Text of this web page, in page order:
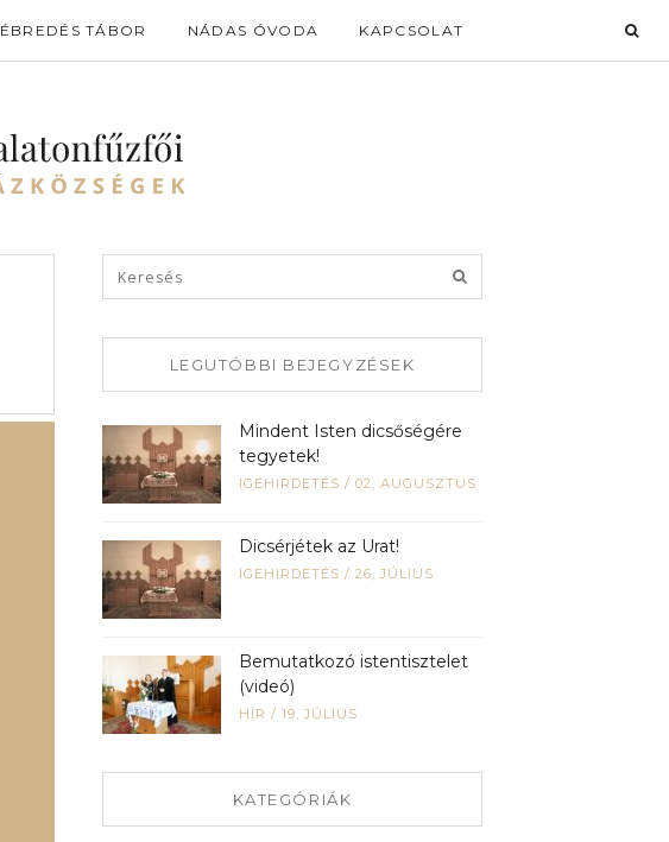
ÉBREDÉS TÁBOR NÁDAS ÓVODA KAPCSOLAT
LEGUTÓBBI BEJEGYZÉSEK
Mindent Isten dicsőségére
tegyetek!
IGEHIRDETÉS / 02, AUGUSZTUS
Dicsérjétek az Urat!
IGEHIRDETÉS / 26, JÚLIUS
Bemutatkozó istentisztelet
(videó)
HÍR / 19, JÚLIUS
KATEGÓRIÁK